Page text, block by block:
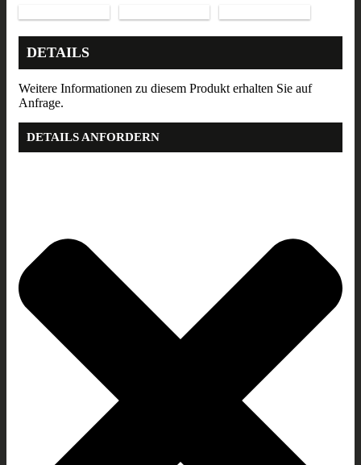
DETAILS
Weitere Informationen zu diesem Produkt erhalten Sie auf
Anfrage.
DETAILS ANFORDERN